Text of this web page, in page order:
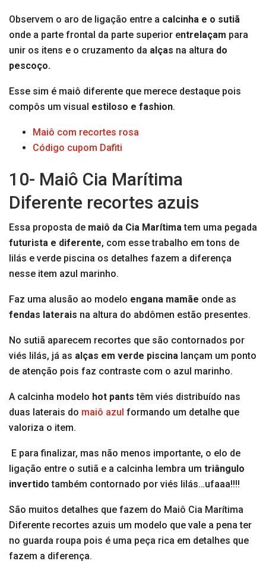
Observem o aro de ligação entre a calcinha e o sutiã
onde a parte frontal da parte superior entrelaçam para
unir os itens e o cruzamento da alças na altura do
pescoço.
Esse sim é maiô diferente que merece destaque pois
compôs um visual estiloso e fashion.
Maiô com recortes rosa
Código cupom Dafiti
10- Maiô Cia Marítima
Diferente recortes azuis
Essa proposta de maiô da Cia Marítimatem uma pegada
futurista e diferente, com esse trabalho em tons de
lilás e verde piscina os detalhes fazem a diferença
nesse item azul marinho.
Faz uma alusão ao modelo engana mamãe onde as
fendas laterais na altura do abdômen estão presentes.
No sutiã aparecem recortes que são contornados por
viés lilás, já as alças em verde piscina lançam um ponto
de atenção pois faz contraste com o azul marinho.
A calcinha modelo hot pants têm viés distribuído nas
duas laterais do maiô azul formando um detalhe que
valoriza o item.
E para finalizar, mas não menos importante, o elo de
ligação entre o sutiã e a calcinha lembra um triângulo
invertido também contornado por viés lilás…ufaaa!!!!
São muitos detalhes que fazem do Maiô Cia Marítima
Diferente recortes azuis um modelo que vale a pena ter
no guarda roupa pois é uma peça rica em detalhes que
fazem a diferença.